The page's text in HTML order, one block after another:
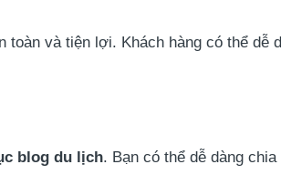
toàn và tiện lợi. Khách hàng có thể dễ
blog du lịch. Bạn có thể dễ dàng